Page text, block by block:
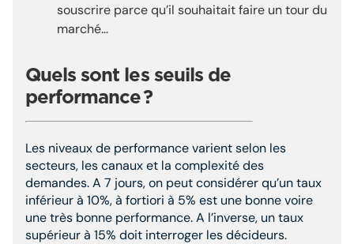
souscrire parce qu’il souhaitait faire un tour du
marché…
Quels sont les seuils de
performance?
Les niveaux de performance varient selon les
secteurs, les canaux et la complexité des
demandes. A 7 jours, on peut considérer qu’un taux
inférieur à 10%, à fortiori à 5% est une bonne voire
une très bonne performance. A l’inverse, un taux
supérieur à 15% doit interroger les décideurs.